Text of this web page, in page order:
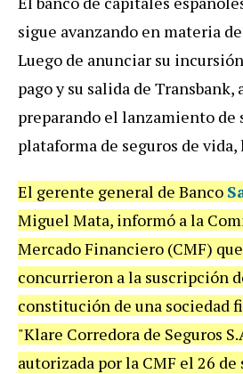
sigue avanzando en materia
Luego de anunciar su
pago y su salida de Transbank,
preparando el lanzamiento de
plataforma de seguros de
El gerente general de Banco
Miguel Mata, informó a la
Mercado Financiero (CMF)
concurrieron a la suscripción
constitución de una sociedad
"Klare Corredora de Seguros
autorizada por la CMF el 26 de